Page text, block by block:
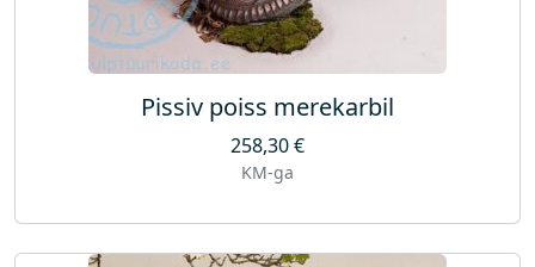
Pissiv poiss merekarbil
258,30€
KM-ga